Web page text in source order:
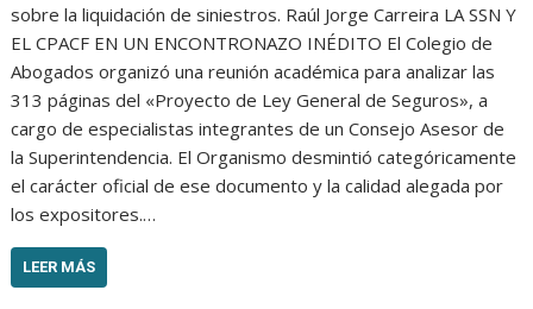
sobre la liquidación de siniestros. Raúl Jorge Carreira LA SSN Y
EL CPACF EN UN ENCONTRONAZO INÉDITO El Colegio de
Abogados organizó una reunión académica para analizar las
313 páginas del «Proyecto de Ley General de Seguros», a
cargo de especialistas integrantes de un Consejo Asesor de
la Superintendencia. El Organismo desmintió categóricamente
el carácter oficial de ese documento y la calidad alegada por
los expositores.…
LEER MÁS